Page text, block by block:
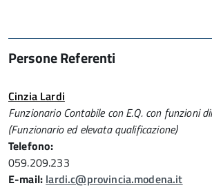
Persone Referenti
Cinzia Lardi
Funzionario Contabile con E.Q. con funzioni
(Funzionario ed elevata qualificazione)
Telefono:
059.209.233
E-mail: lardi.c@provincia.modena.it